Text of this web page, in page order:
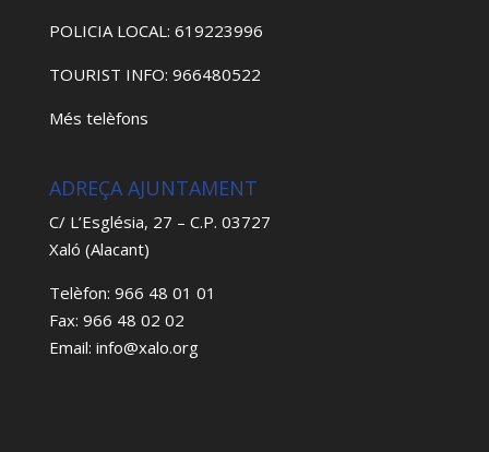
POLICIA LOCAL: 619223996
TOURIST INFO: 966480522
Més telèfons
ADREÇA AJUNTAMENT
C/ L’Església, 27 – C.P. 03727
Xaló (Alacant)
Telèfon: 966 48 01 01
Fax: 966 48 02 02
Email: info@xalo.org